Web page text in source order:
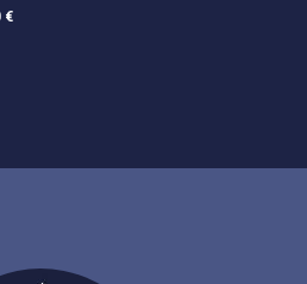
€